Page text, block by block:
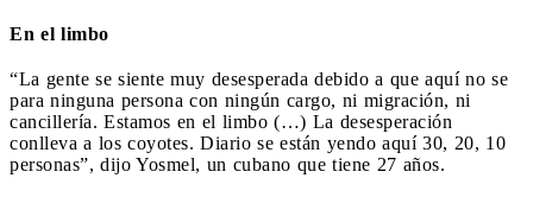
En el limbo
“La gente se siente muy desesperada debido a que aquí no se
para ninguna persona con ningún cargo, ni migración, ni
cancillería. Estamos en el limbo (…) La desesperación
conlleva a los coyotes. Diario se están yendo aquí 30, 20, 10
personas”, dijo Yosmel, un cubano que tiene 27 años.